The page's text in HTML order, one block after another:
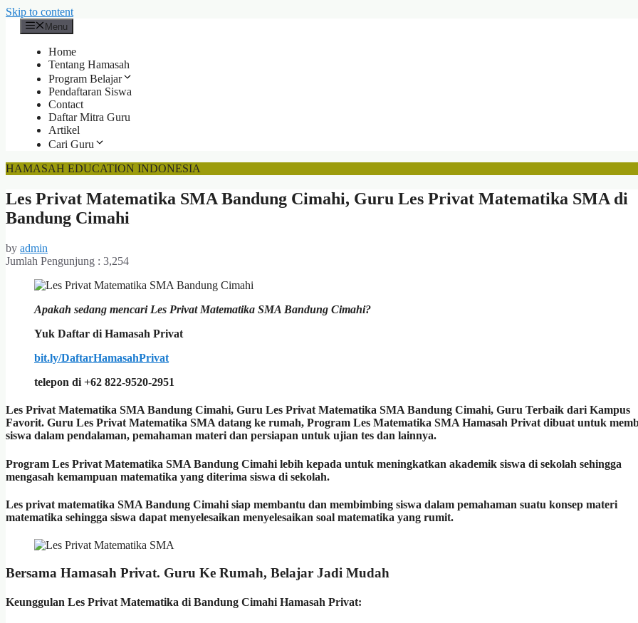
Skip to content
Menu
Home
Tentang Hamasah
Program Belajar
Pendaftaran Siswa
Contact
Daftar Mitra Guru
Artikel
Cari Guru
HAMASAH EDUCATION INDONESIA
Les Privat Matematika SMA Bandung Cimahi, Guru Les Privat Matematika SMA di
Bandung Cimahi
by admin
Jumlah Pengunjung : 3,254
Apakah sedang mencari Les Privat Matematika SMA Bandung Cimahi?
Yuk Daftar di Hamasah Privat
bit.ly/DaftarHamasahPrivat
telepon di +62 822-9520-2951
Les Privat Matematika SMA Bandung Cimahi, Guru Les Privat Matematika SMA Bandung Cimahi, Guru Terbaik dari Kampus
Favorit. Guru Les Privat Matematika SMA datang ke rumah, Program Les Matematika SMA Hamasah Privatdibuat untuk
siswa dalam pendalaman, pemahaman materi dan persiapan untuk ujian tes dan lainnya.
Program Les Privat Matematika SMA Bandung Cimahi lebih kepada untuk meningkatkan akademik siswa di sekolah sehingga
mengasah kemampuan matematika yang diterima siswa di sekolah.
Les privat matematika SMA Bandung Cimahi siap membantu dan membimbing siswa dalam pemahaman suatu konsep materi
matematika sehingga siswa dapat menyelesaikan menyelesaikan soal matematika yang rumit.
Bersama Hamasah Privat. Guru Ke Rumah, Belajar Jadi Mudah
Keunggulan Les Privat Matematika di Bandung Cimahi Hamasah Privat: